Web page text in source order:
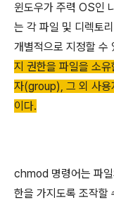
윈도우가 주력 OS인
는 각 파일 및 디렉토리
개별적으로 지정할 수
지 권한을 파일을 소
자(group), 그 외 사
이다.
chmod 명령어는 파
한을 가지도록 조작할